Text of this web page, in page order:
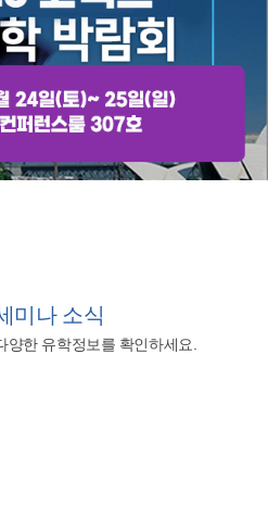
미나 소식
양한 유학정보를 확인하세요.